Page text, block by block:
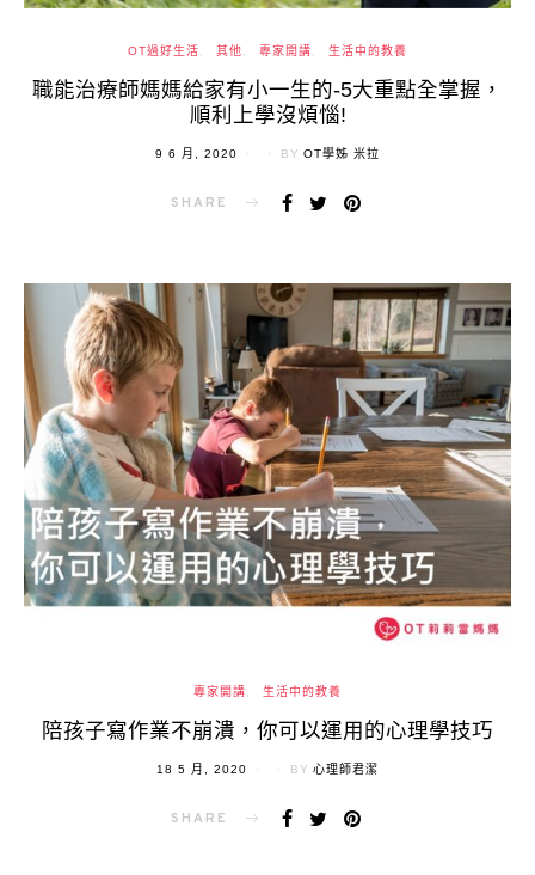
OT過好生活 其他 專家開講 生活中的教養
職能治療師媽媽給家有小一生的-5大重點全掌握，
順利上學沒煩惱!
POSTED
9 6 月, 2020 BY OT學姊 米拉
SHARE
專家開講 生活中的教養
陪孩子寫作業不崩潰，你可以運用的心理學技巧
POSTED
18 5 月, 2020 BY 心理師君潔
SHARE